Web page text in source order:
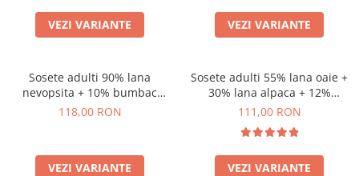
VEZI VARIANTE VEZI VARIANTE
Sosete adulti 90% lana
nevopsita + 10% bumbac
organic, model Chiara
118,00 RON
VEZI VARIANTE
Sosete adulti 55% lana oaie +
30% lana alpaca + 12%
bumbac + 3% canepa, model
111,00 RON
VEZI VARIANTE